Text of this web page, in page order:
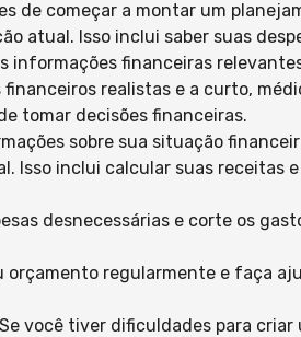
de começar a montar um
atual. Isso inclui saber suas
informações financeiras
realistas e a curto,
tomar decisões financeiras.
sobre sua situação
Isso inclui calcular suas receitas
desnecessárias e corte os
orçamento regularmente e faça
Se você tiver dificuldades para criar